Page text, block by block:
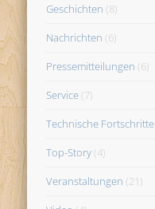
Geschichten (8)
Nachrichten (6)
Pressemitteilungen (6)
Service (7)
Technische Fortschritte
Top-Story (4)
Veranstaltungen (21)